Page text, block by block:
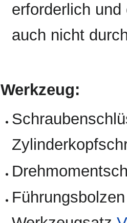
erforderlich
auch nicht
Werkzeug: